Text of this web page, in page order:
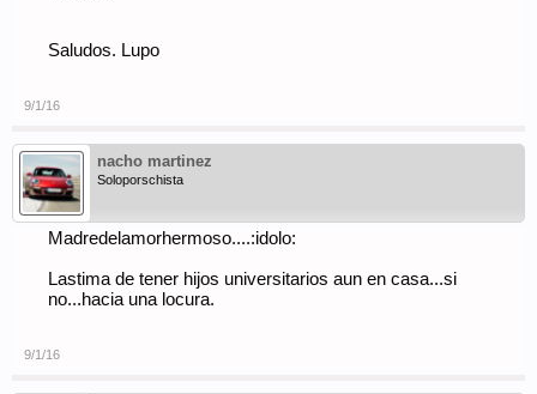
Saludos. Lupo
9/1/16
nacho martinez
Soloporschista
Madredelamorhermoso....:idolo:
Lastima de tener hijos universitarios aun en casa...si
no...hacia una locura.
9/1/16